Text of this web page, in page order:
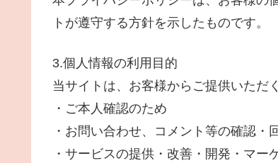
トが遵守する方針を示したものです。
3.個人情報の利用目的
当サイトは、お客様からご提供いただ
・ご本人確認のため
・お問い合わせ、コメント等の確認・
・サービスの提供・改善・開発・マー